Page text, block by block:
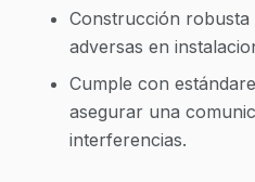
Construcción robusta
adversas en
Cumple con
asegurar una
interferencias.